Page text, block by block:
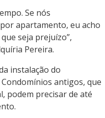
Se nós
apartamento, eu acho
seja prejuízo”,
Pereira.
instalação do
antigos, que
podem precisar de até